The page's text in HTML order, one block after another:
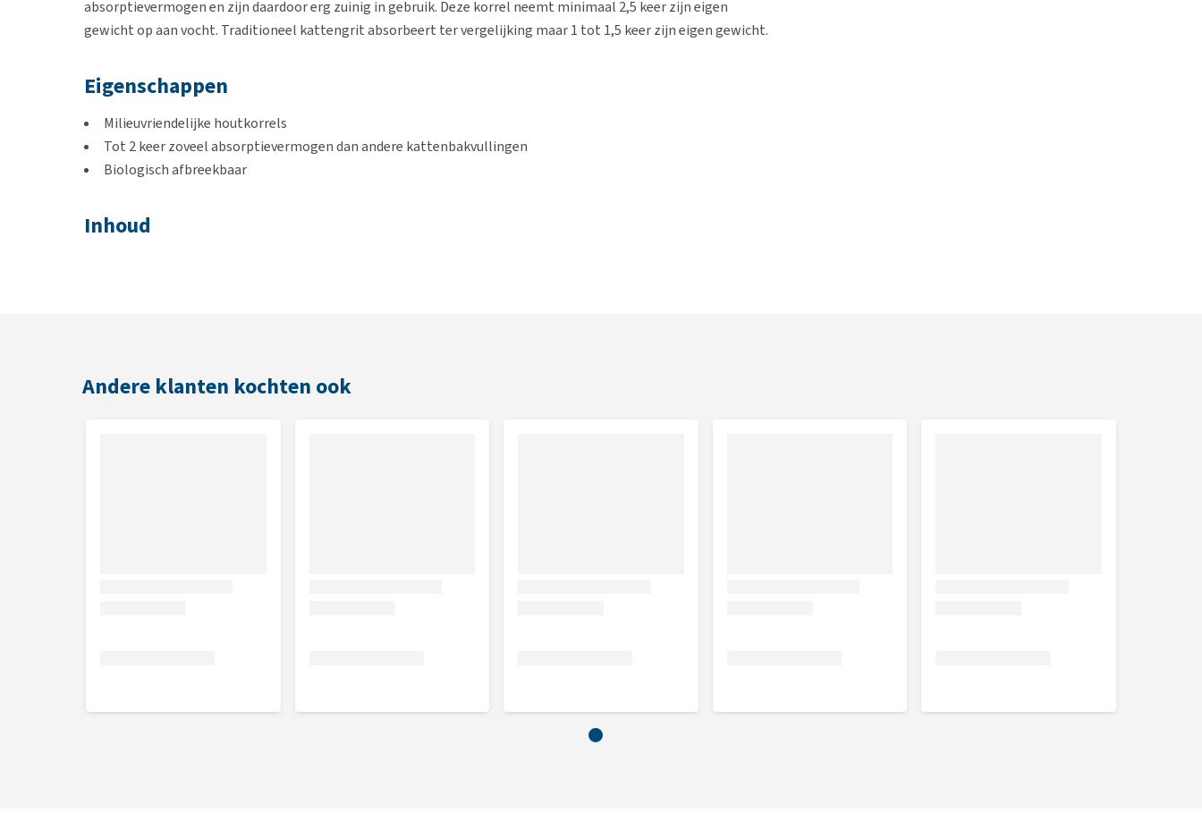
absorptievermogen en zijn daardoor erg zuinig in gebruik. Deze korrel neemt minimaal 2,5 keer zijn eigen
gewicht op aan vocht. Traditioneel kattengrit absorbeert ter vergelijking maar 1 tot 1,5 keer zijn eigen gewicht.
Eigenschappen
Milieuvriendelijke houtkorrels
Tot 2 keer zoveel absorptievermogen dan andere kattenbakvullingen
Biologisch afbreekbaar
Inhoud
Andere klanten kochten ook